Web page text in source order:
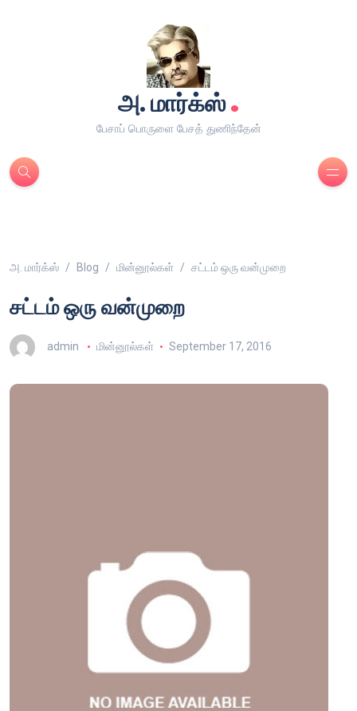
அ. மார்க்ஸ்.
பேசாப் பொருளை பேசத் துணிந்தேன்
அ. மார்க்ஸ் Blog மின்னூல்கள் சட்டம் ஒரு வன்முறை
சட்டம் ஒரு வன்முறை
admin மின்னூல்கள் September 17, 2016